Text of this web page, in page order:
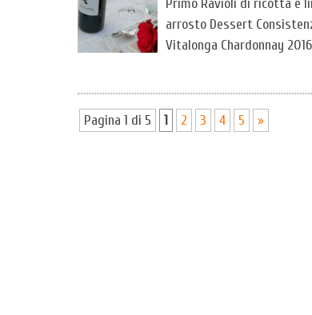
Primo Ravioli di ricotta e
arrosto Dessert
Vitalonga Chardonnay 2016
Pagina 1 di 5 1 2 3 4 5 »